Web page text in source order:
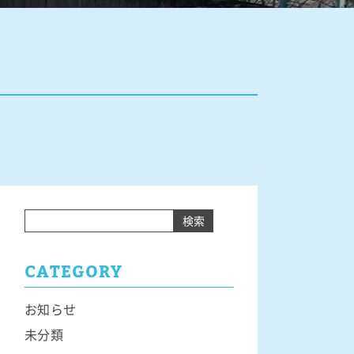
検索
CATEGORY
お知らせ
未分類